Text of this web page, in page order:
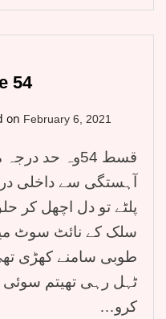
54
on February 6, 2021
قسط 54وہ حد
آہستگی سے داخلی
پلٹے تو دل اچھل کر
سلک کے نائٹ سوٹ
طوبی سامنے کھڑی
ٹہل رہی تھیتم سوئی
کرو…